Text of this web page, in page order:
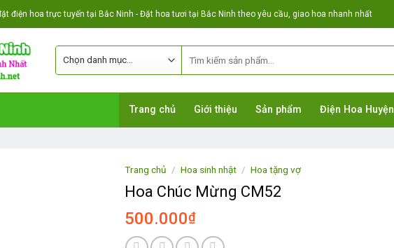
điện hoa trực tuyến tại Bắc Ninh - Đặt hoa tươi tại Bắc Ninh theo yêu cầu, giao hoa nhanh nhất
Trang chủ Giới thiệu Sản phẩm Điện Hoa Huyện
Trang chủ / Hoa sinh nhật / Hoa tặng vợ
Hoa Chúc Mừng CM52
500.000₫